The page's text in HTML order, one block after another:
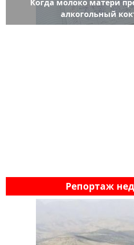
Когда молоко матери
алкогольный
Репортаж